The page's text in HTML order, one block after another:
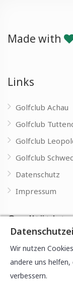
Made with
Links
Golfclub Achau
Golfclub
Golfclub
Golfclub
Datenschutz
Impressum
Qualität ist
Wir möchten
Ausbildung
und Sie gut auf
Wir nutzen
andere uns helfen,
verbessern.